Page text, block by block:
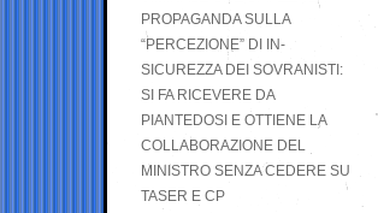
PROPAGANDA SULLA
“PERCEZIONE” DI IN-
SICUREZZA DEI SOVRANISTI:
SI FA RICEVERE DA
PIANTEDOSI E OTTIENE LA
COLLABORAZIONE DEL
MINISTRO SENZA CEDERE SU
TASER E CP